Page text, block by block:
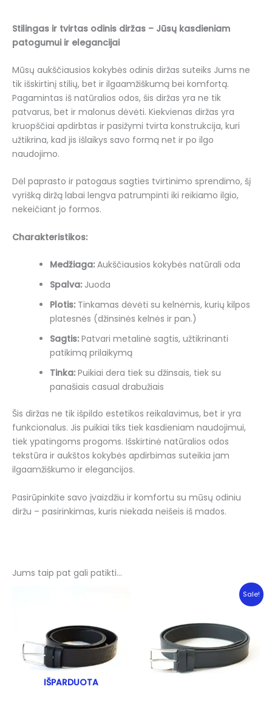
Stilingas ir tvirtas odinis diržas – Jūsų kasdieniam
patogumui ir elegancijai
Mūsų aukščiausios kokybės odinis diržas suteiks Jums ne
tik išskirtinį stilių, bet ir ilgaamžiškumą bei komfortą.
Pagamintas iš natūralios odos, šis diržas yra ne tik
patvarus, bet ir malonus dėvėti. Kiekvienas diržas yra
kruopščiai apdirbtas ir pasižymi tvirta konstrukcija, kuri
užtikrina, kad jis išlaikys savo formą net ir po ilgo
naudojimo.
Dėl paprasto ir patogaus sagties tvirtinimo sprendimo, šį
vyrišką diržą labai lengva patrumpinti iki reikiamo ilgio,
nekeičiant jo formos.
Charakteristikos:
Medžiaga: Aukščiausios kokybės natūrali oda
Spalva: Juoda
Plotis: Tinkamas dėvėti su kelnėmis, kurių kilpos
platesnės (džinsinės kelnės ir pan.)
Sagtis: Patvari metalinė sagtis, užtikrinanti
patikimą prilaikymą
Tinka: Puikiai dera tiek su džinsais, tiek su
panašiais casual drabužiais
Šis diržas ne tik išpildo estetikos reikalavimus, bet ir yra
funkcionalus. Jis puikiai tiks tiek kasdieniam naudojimui,
tiek ypatingoms progoms. Išskirtinė natūralios odos
tekstūra ir aukštos kokybės apdirbimas suteikia jam
ilgaamžiškumo ir elegancijos.
Pasirūpinkite savo įvaizdžiu ir komfortu su mūsų odiniu
diržu – pasirinkimas, kuris niekada neišeis iš mados.
Jums taip pat gali patikti…
IŠPARDUOTA
Sale!